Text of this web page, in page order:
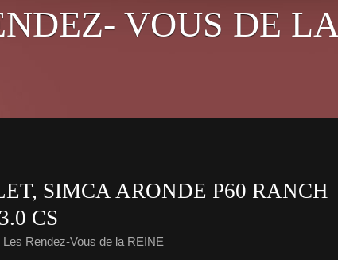
VOUS DE LA
SIMCA ARONDE P60 RANCH
CS
Les Rendez-Vous de la REINE